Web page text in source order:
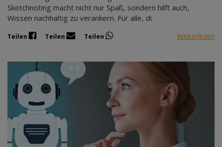
Sketchnoting macht nicht nur Spaß, sondern hilft auch,
Wissen nachhaltig zu verankern. Für alle, di
Teilen Teilen Teilen Weiterlesen